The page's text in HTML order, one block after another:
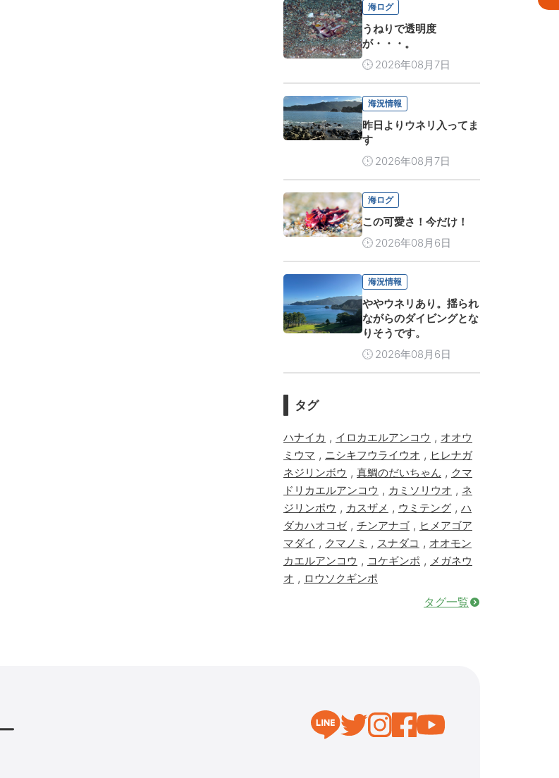
海ログ
うねりで透明度
が・・・。
2026年08月7日
海況情報
昨日よりウネリ入ってま
す
2026年08月7日
海ログ
この可愛さ！今だけ！
2026年08月6日
海況情報
ややウネリあり。揺られ
ながらのダイビングとな
りそうです。
2026年08月6日
タグ
ハナイカ , イロカエルアンコウ , オオウ
ミウマ , ニシキフウライウオ , ヒレナガ
ネジリンボウ , 真鯛のだいちゃん , クマ
ドリカエルアンコウ , カミソリウオ , ネ
ジリンボウ , カスザメ , ウミテング , ハ
ダカハオコゼ, チンアナゴ , ヒメアゴア
マダイ , クマノミ , スナダコ , オオモン
カエルアンコウ , コケギンポ , メガネウ
オ , ロウソクギンポ
タグ一覧